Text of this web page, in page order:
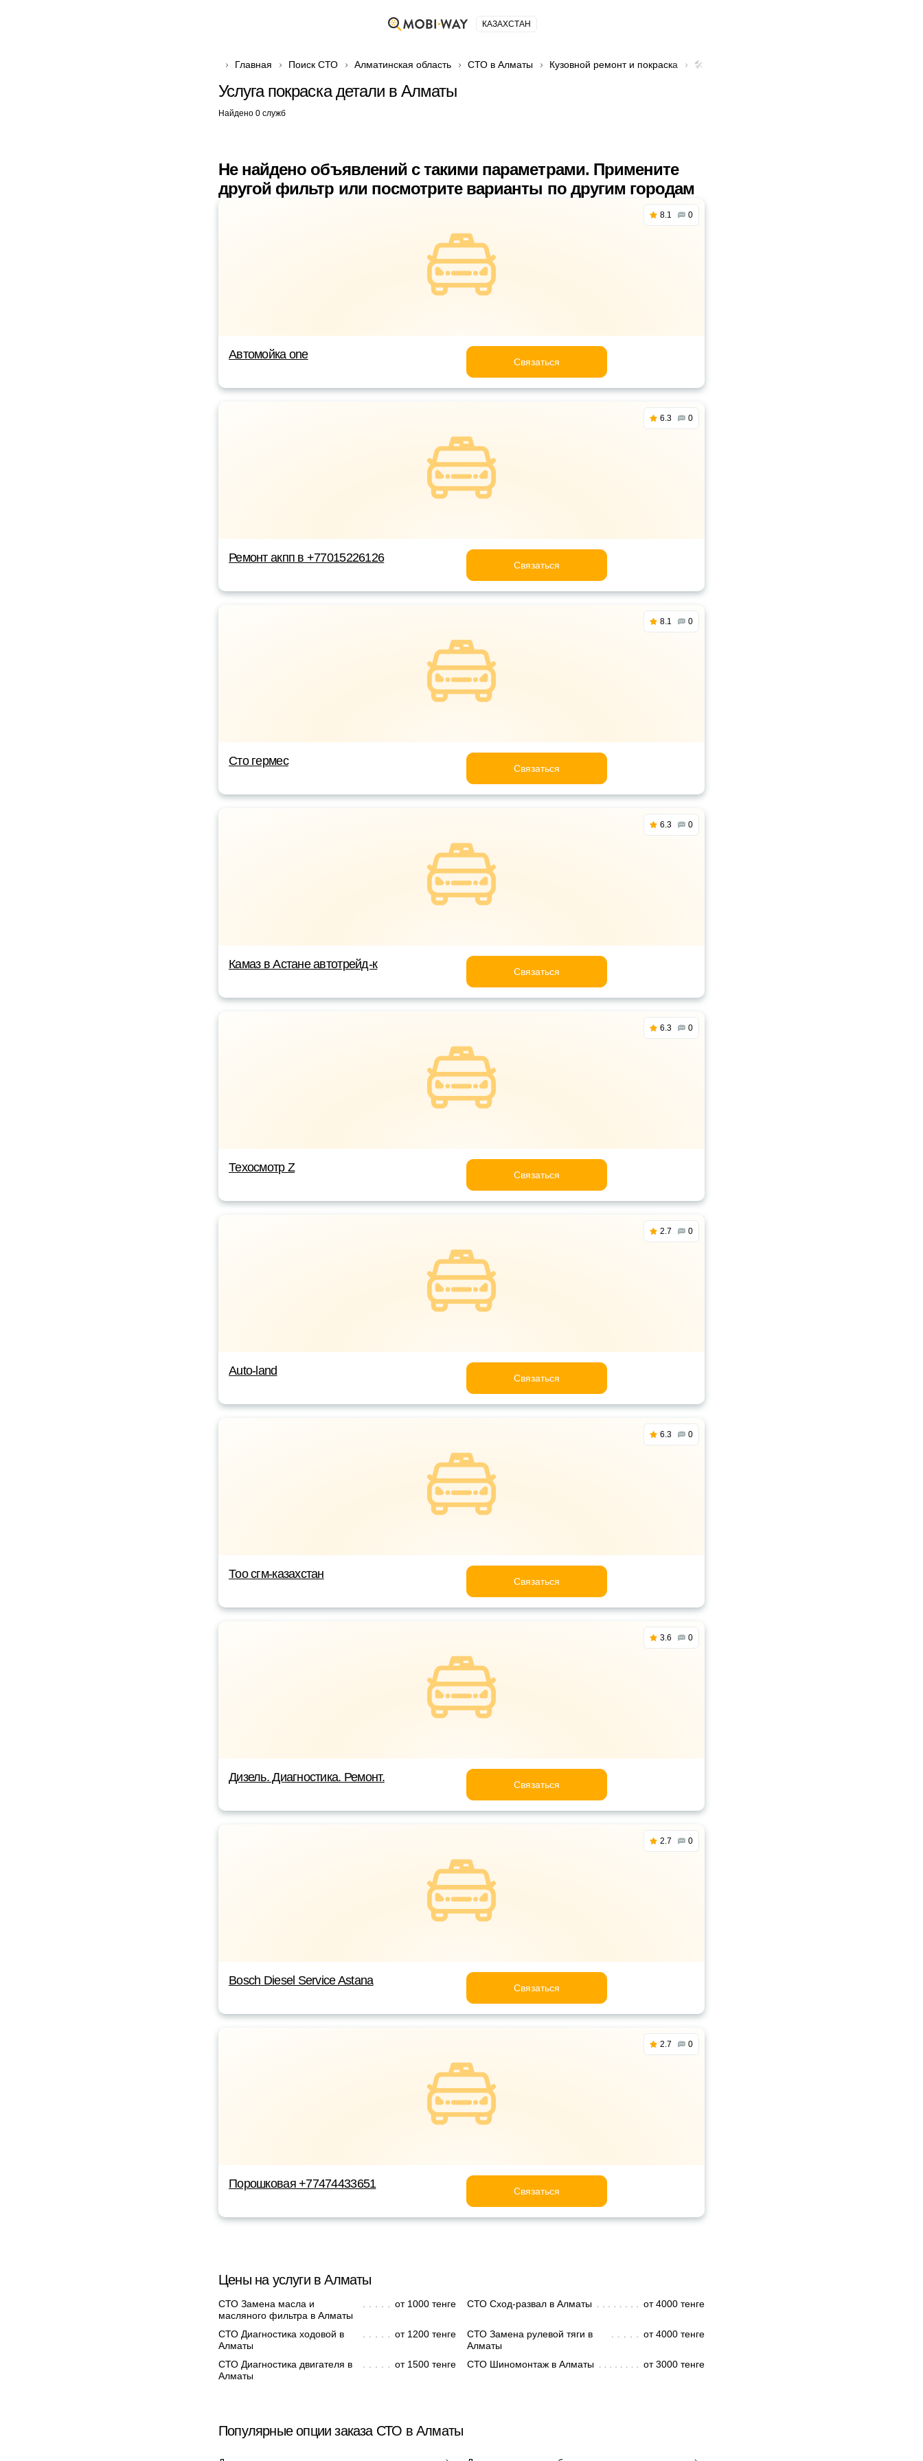
КАЗАХСТАН
Главная Поиск СТО Алматинская область СТО в Алматы Кузовной ремонт и покраска 🛠️ Услуга покраска детали в Алматы
Услуга покраска детали в Алматы
Найдено 0 служб
Не найдено объявлений с такими параметрами. Примените
другой фильтр или посмотрите варианты по другим городам
8.1 0
Автомойка one
Связаться
6.3 0
Ремонт акпп в +77015226126
Связаться
8.1 0
Сто гермес
Связаться
6.3 0
Камаз в Астане автотрейд-к
Связаться
6.3 0
Техосмотр Z
Связаться
2.7 0
Auto-land
Связаться
6.3 0
Тоо сгм-казахстан
Связаться
3.6 0
Дизель. Диагностика. Ремонт.
Связаться
2.7 0
Bosch Diesel Service Astana
Связаться
2.7 0
Порошковая +77474433651
Связаться
Цены на услуги в Алматы
СТО Замена масла и
масляного фильтра в Алматы
от 1000 тенге СТО Сход-развал в Алматы от 4000 тенге
СТО Диагностика ходовой в
Алматы
от 1200 тенге
СТО Замена рулевой тяги в
Алматы
от 4000 тенге
СТО Диагностика двигателя в
Алматы
от 1500 тенге СТО Шиномонтаж в Алматы от 3000 тенге
Популярные опции заказа СТО в Алматы